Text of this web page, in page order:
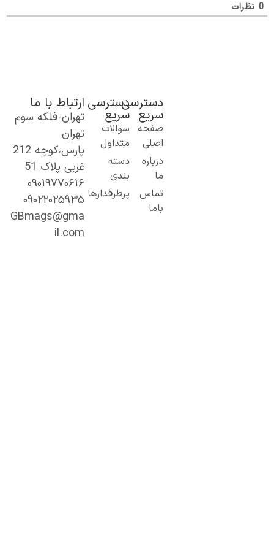
دسترسی
سریع
صفحه
اصلی
درباره
تماس
دسترسی
سریع
سوالات
متداول
دسته
بندی
پرطرفدارها
ارتباط با ما
تهران-فلکه سوم
تهران
پارس،کوچه 212
غربی پلاک 51
۰۹۰۱۹۷۷۰۶۱۶
۰۹۰۲۲۰۲۵۹۳۵
GBmags@gma
il.com